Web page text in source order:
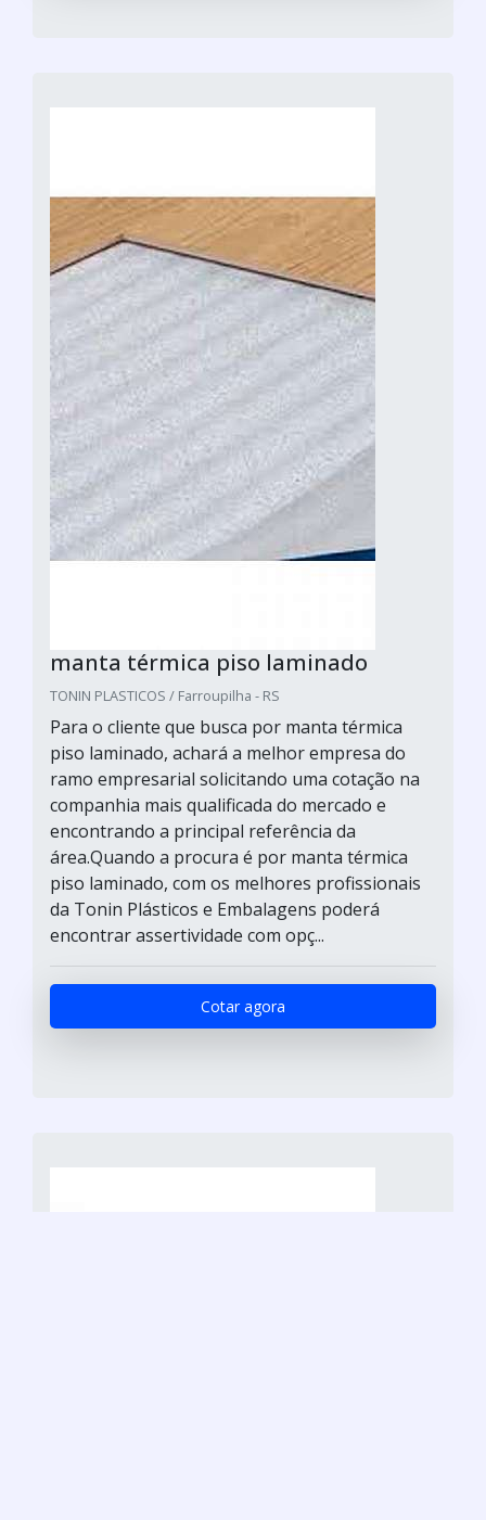
manta térmica piso laminado
TONIN PLASTICOS / Farroupilha - RS
Para o cliente que busca por manta térmica
piso laminado, achará a melhor empresa do
ramo empresarial solicitando uma cotação na
companhia mais qualificada do mercado e
encontrando a principal referência da
área.Quando a procura é por manta térmica
piso laminado, com os melhores profissionais
da Tonin Plásticos e Embalagens poderá
encontrar assertividade com opç...
Cotar agora